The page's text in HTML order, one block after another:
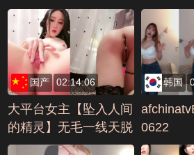
国产 02:14:06
大平台女主【坠入人间
的精灵】无毛一线天脱
光光扒穴特写 (4)编号9
韩国
0622